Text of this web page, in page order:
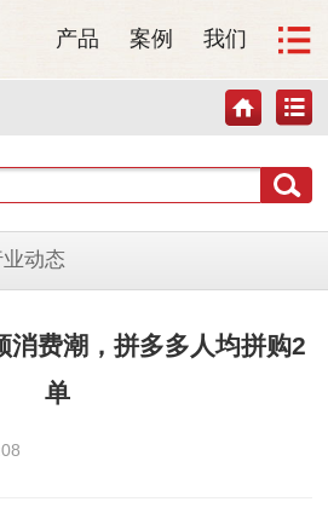
产品 案例 我们
动态
消费潮，拼多多人均拼购2
单